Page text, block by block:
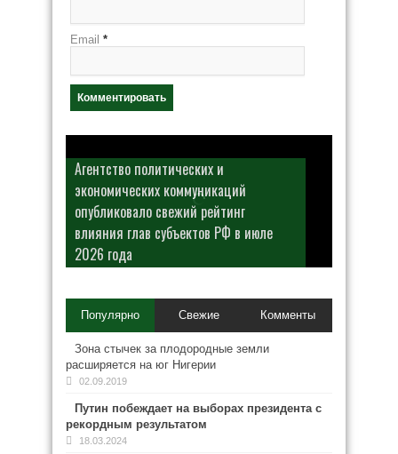
Email *
Агентство политических и
экономических коммуникаций
опубликовало свежий рейтинг
влияния глав субъектов РФ в июле
2026 года
Популярно Свежие Комменты
Зона стычек за плодородные земли
расширяется на юг Нигерии
02.09.2019
Путин побеждает на выборах президента с
рекордным результатом
18.03.2024